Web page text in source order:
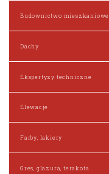
Budownictwo mieszkaniowe
Dachy
Ekspertyzy techniczne
Elewacje
Farby, lakiery
Gres, glazura, terakota